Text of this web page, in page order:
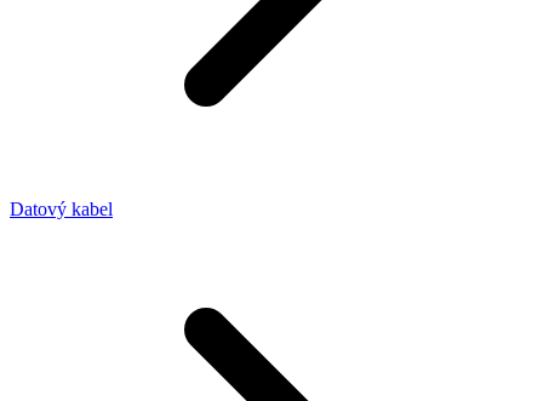
Datový kabel